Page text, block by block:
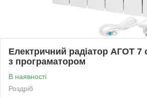
Електричний радіатор АГОТ 7
з програматором
В наявності
Роздріб